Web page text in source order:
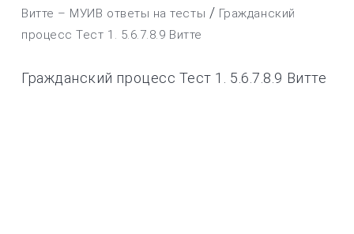
Витте – МУИВ ответы на тесты / Гражданский
процесс Тест 1. 5.6.7.8.9 Витте
Гражданский процесс Тест 1. 5.6.7.8.9 Витте